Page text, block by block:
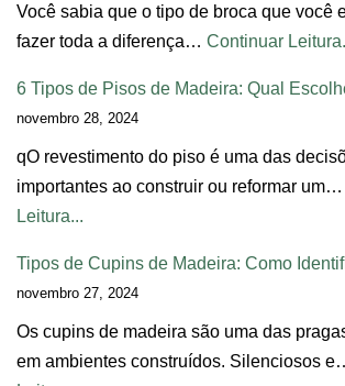
Você sabia que o tipo de broca que você
fazer toda a diferença… Continuar
6 Tipos de Pisos de Madeira: Qual
novembro 28, 2024
qO revestimento do piso é uma das
importantes ao construir ou reformar um…
Leitura...
Tipos de Cupins de Madeira: Como
novembro 27, 2024
Os cupins de madeira são uma das
em ambientes construídos. Silenciosos